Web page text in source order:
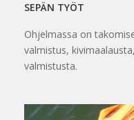
SEPÄN TYÖT
Ohjelmassa on
valmistus,
valmistusta.